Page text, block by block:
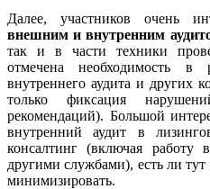
Далее, участников очень
внешним и внутренним
так и в части техники
отмечена необходимость в
внутреннего аудита и других
только фиксация
рекомендаций). Большой
внутренний аудит в
консалтинг (включая работу
другими службами), есть ли
минимизировать.